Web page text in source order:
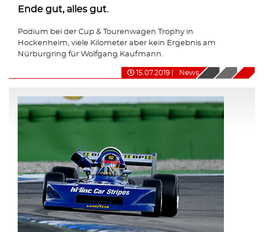
Ende gut, alles gut.
Podium bei der Cup & Tourenwagen Trophy in
Hockenheim, viele Kilometer aber kein Ergebnis am
Nürburgring für Wolfgang Kaufmann.
15.07.2019 News